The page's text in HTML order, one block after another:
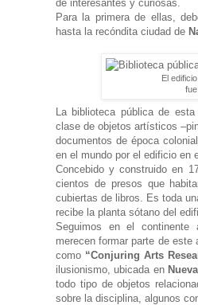
de interesantes y curiosas.
Para la primera de ellas,
hasta la recóndita ciudad de
El
La biblioteca pública de
clase de objetos artísticos
documentos de época
en el mundo por el edificio en
Concebido y construido en
cientos de presos que
cubiertas de libros. Es toda
recibe la planta sótano del
Seguimos en el continente
merecen formar parte de
como “Conjuring Arts
ilusionismo, ubicada en
todo tipo de objetos
sobre la disciplina, algunos